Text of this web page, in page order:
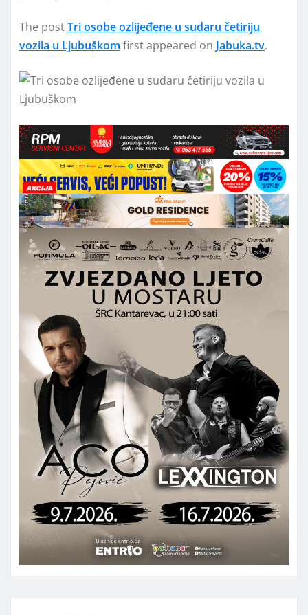
The postTri osobe ozlijeđene u sudaru četiriju
vozila u Ljubuškom first appeared on Jabuka.tv.